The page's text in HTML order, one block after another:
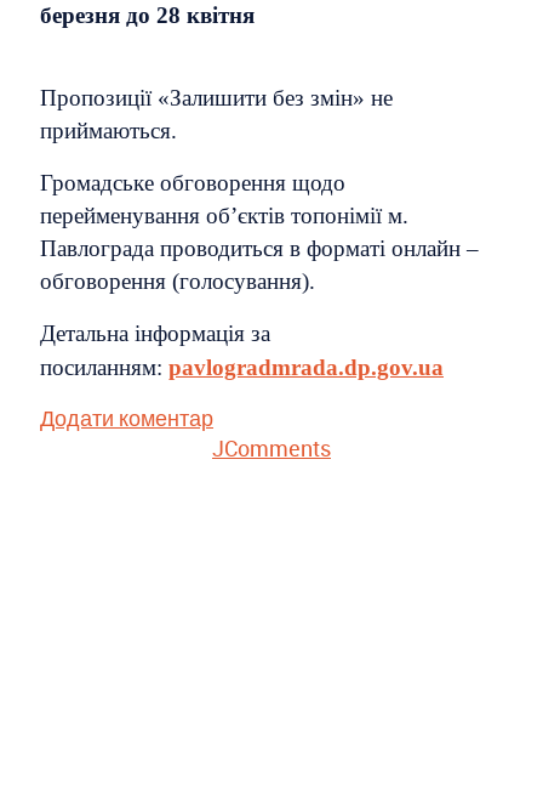
березня до 28 квітня
Пропозиції «Залишити без змін» не
приймаються.
Громадське обговорення щодо
перейменування об’єктів топонімії м.
Павлограда проводиться в форматі онлайн –
обговорення (голосування).
Детальна інформація за
посиланням: pavlogradmrada.dp.gov.ua
Додати коментар
JComments